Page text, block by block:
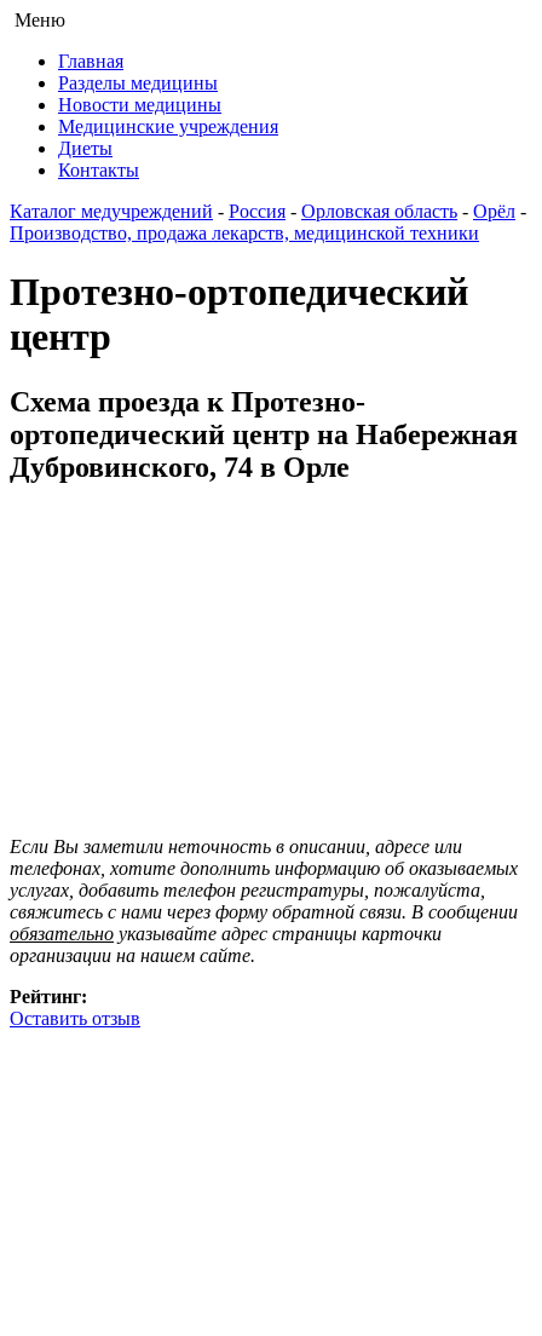
Меню
Главная
Разделы медицины
Новости медицины
Медицинские учреждения
Диеты
Контакты
Каталог медучреждений - Россия - Орловская область - Орёл -
Производство, продажа лекарств, медицинской техники
Протезно-ортопедический
центр
Схема проезда к Протезно-
ортопедический центр на Набережная
Дубровинского, 74 в Орле
Если Вы заметили неточность в описании, адресе или
телефонах, хотите дополнить информацию об оказываемых
услугах, добавить телефон регистратуры, пожалуйста,
свяжитесь с нами через форму обратной связи. В сообщении
обязательно указывайте адрес страницы карточки
организации на нашем сайте.
Рейтинг:
Оставить отзыв